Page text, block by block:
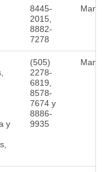
8445-
2015,
8882-
7278
y
(505)
2278-
6819,
8578-
7674 y
8886-
9935